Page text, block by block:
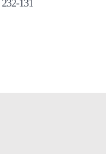
232-131